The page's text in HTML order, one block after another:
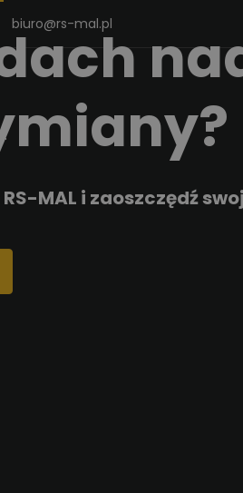
biuro@rs-mal.pl
MAL i zaoszczędź